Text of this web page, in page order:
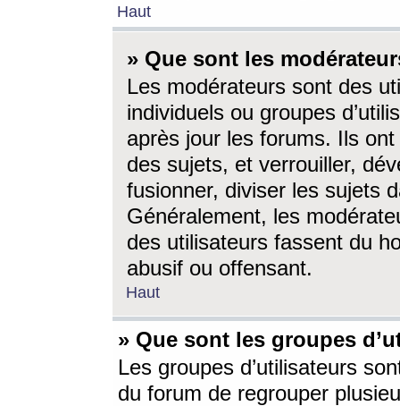
Haut
» Que sont les
Les modérateurs sont des
individuels ou groupes
après jour les forums. Ils ont
des sujets, et verrouiller,
fusionner, diviser les sujets
Généralement, les
des utilisateurs fassent du
abusif ou offensant.
Haut
» Que sont les groupes
Les groupes d’utilisateurs
du forum de regrouper